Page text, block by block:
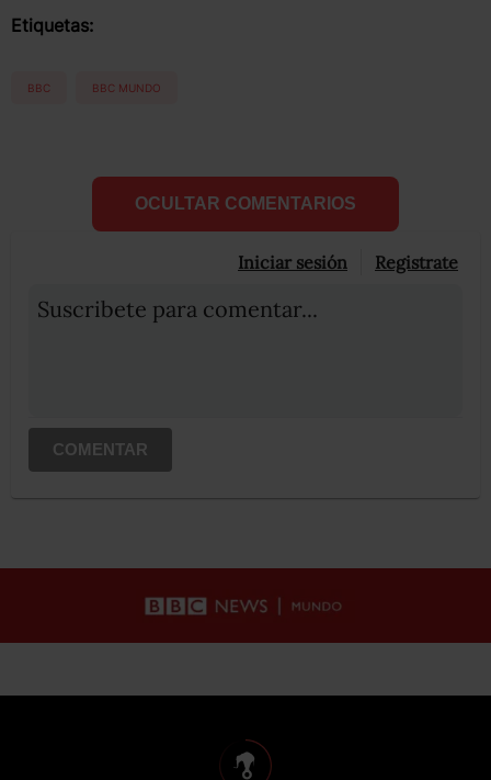
Etiquetas:
BBC BBC MUNDO
OCULTAR COMENTARIOS
Iniciar sesión Registrate
Suscribete para comentar...
COMENTAR